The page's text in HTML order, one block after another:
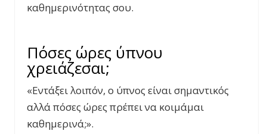
καθημερινότητας σου.
Πόσες ώρες ύπνου
χρειάζεσαι;
«Εντάξει λοιπόν, ο ύπνος είναι σημαντικός
αλλά πόσες ώρες πρέπει να κοιμάμαι
καθημερινά;».